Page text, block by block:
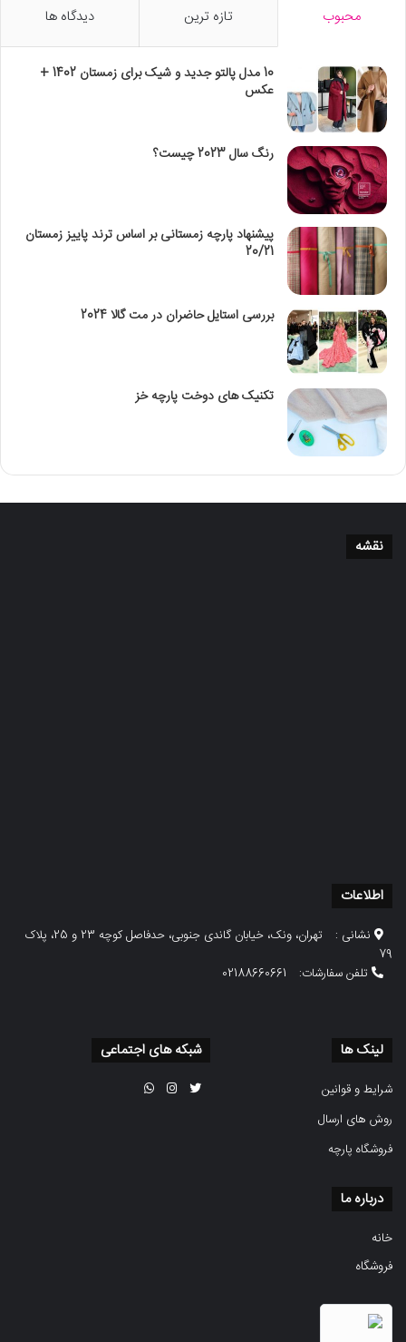
محبوب تازه ترین دیدگاه ها
10 مدل پالتو جدید و شیک برای زمستان 1402 +
عکس
رنگ سال 2023 چیست؟
پیشنهاد پارچه زمستانی بر اساس ترند پاییز زمستان
20/21
بررسی استایل حاضران در مت گالا 2024
تکنیک‌ های دوخت پارچه خز
نقشه
اطلاعات
نشانی :
تهران، ونک، خیابان گاندی جنوبی، حدفاصل کوچه 23 و 25، پلاک
79
تلفن سفارشات:
02188660661
لینک ها
شرایط و قوانین
روش های ارسال
فروشگاه پارچه
شبکه های اجتماعی
درباره ما
خانه
فروشگاه